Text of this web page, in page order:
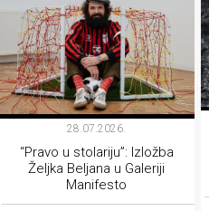
28.07.2026.
“Pravo u stolariju”: Izložba
Željka Beljana u Galeriji
Manifesto